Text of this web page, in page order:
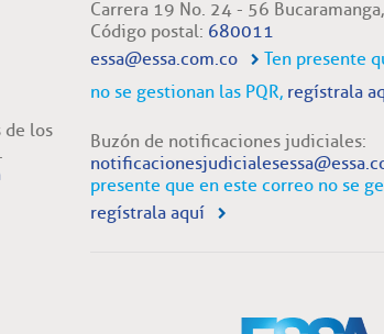
de los
Carrera 19 No. 24 - 56
Código postal: 680011
essa@essa.com.co
Ten presente
no se gestionan las PQR, regístrala
Buzón de notificaciones judiciales:
presente que en este correo no se
regístrala aquí